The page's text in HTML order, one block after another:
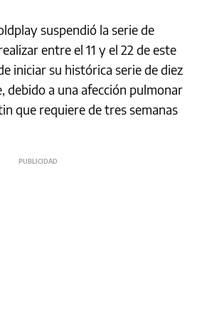
suspendió la serie de
entre el 11 y el 22 de este
iniciar su histórica serie de diez
debido a una afección pulmonar
que requiere de tres semanas